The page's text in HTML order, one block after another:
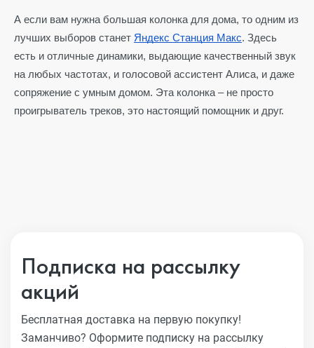
А если вам нужна большая колонка для дома, то одним из
лучших выборов станет Яндекс Станция Макс. Здесь
есть и отличные динамики, выдающие качественный звук
на любых частотах, и голосовой ассистент Алиса, и даже
сопряжение с умным домом. Эта колонка – не просто
проигрыватель треков, это настоящий помощник и друг.
Подписка на рассылку
акций
Бесплатная доставка на первую покупку!
Заманчиво? Оформите подписку на рассылку